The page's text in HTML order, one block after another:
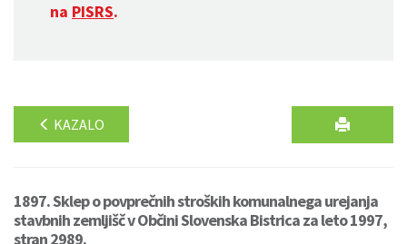
na PISRS.
KAZALO
1897. Sklep o povprečnih stroških komunalnega urejanja
stavbnih zemljišč v Občini Slovenska Bistrica za leto 1997,
stran 2989.